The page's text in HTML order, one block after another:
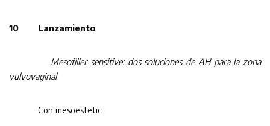
10 Lanzamiento
Mesofiller sensitive: dos soluciones de AH para la zona
vulvovaginal
Con mesoestetic